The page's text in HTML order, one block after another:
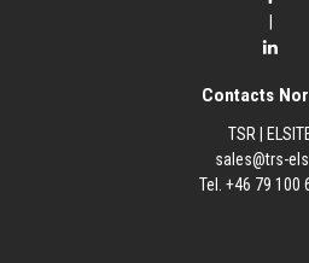
Contacts
TSR |
sales@trs-
Tel. +46 79 100